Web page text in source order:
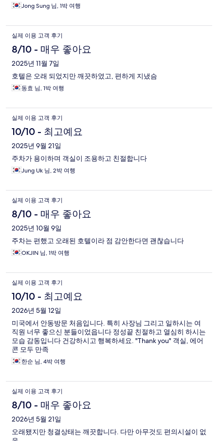
Jong Sung 님, 1박 여행
실제 이용 고객 후기
8/10 - 매우 좋아요
2025년 11월 7일
호텔은 오래 되었지만 깨끗하였고, 편하게 지냈슴
동효 님, 1박 여행
실제 이용 고객 후기
10/10 - 최고예요
2025년 9월 21일
주차가 용이하며 객실이 조용하고 친절합니다
Jung Uk 님, 2박 여행
실제 이용 고객 후기
8/10 - 매우 좋아요
2025년 10월 9일
주차는 편했고 오래된 호텔이라 점 감안한다면 괜찮습니다
OKJIN 님, 1박 여행
실제 이용 고객 후기
10/10 - 최고예요
2026년 5월 12일
미국에서 안동방문 처음입니다. 특히 사장님 그리고 일하시는 여
직원 너무 좋으신 분들이었읍니다 정성끝 친절하고 열심히 하시는
모습 감동입니다 건강하시고 행복하세요. "Thank you" 객실, 에어
콘 모두 만족
한순 님, 4박 여행
실제 이용 고객 후기
8/10 - 매우 좋아요
2026년 5월 21일
오래됐지만 청결상태는 깨끗합니다. 다만 아무것도 편의시설이 없